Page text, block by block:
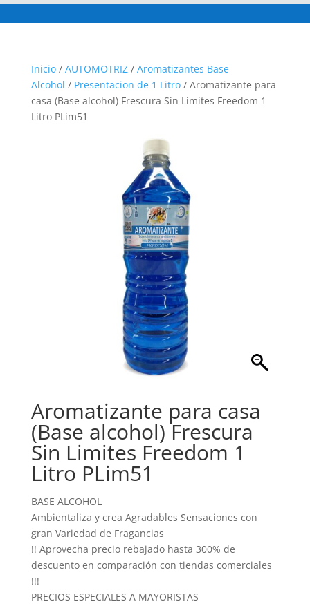
Inicio/ AUTOMOTRIZ/ Aromatizantes Base
Alcohol / Presentacion de 1 Litro/ Aromatizante para
casa (Base alcohol) Frescura Sin Limites Freedom 1
Litro PLim51
Aromatizante para casa
(Base alcohol) Frescura
Sin Limites Freedom 1
Litro PLim51
BASE ALCOHOL
Ambientaliza y crea Agradables Sensaciones con
gran Variedad de Fragancias
!! Aprovecha precio rebajado hasta 300% de
descuento en comparación con tiendas comerciales
!!!
PRECIOS ESPECIALES A MAYORISTAS